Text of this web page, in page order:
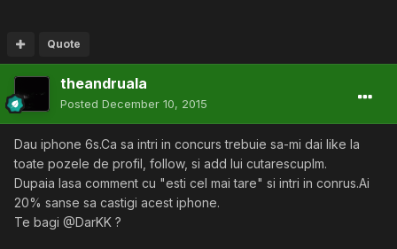
Quote
theandruala
Posted December 10, 2015
Dau iphone 6s.Ca sa intri in concurs trebuie sa-mi dai like la
toate pozele de profil, follow, si add lui cutarescuplm.
Dupaia lasa comment cu "esti cel mai tare" si intri in conrus.Ai
20% sanse sa castigi acest iphone.
Te bagi @DarKK ?